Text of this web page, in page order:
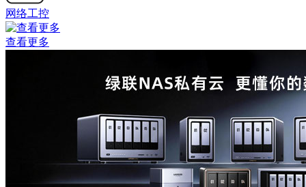
网络工控
查看更多